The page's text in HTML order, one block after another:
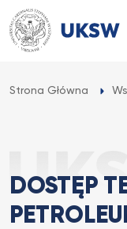
Przejdź
do
treści
Strona Główna
DOSTĘP